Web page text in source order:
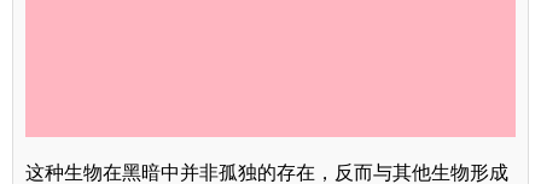
这种生物在黑暗中并非孤独的存在，反而与其他生物形成